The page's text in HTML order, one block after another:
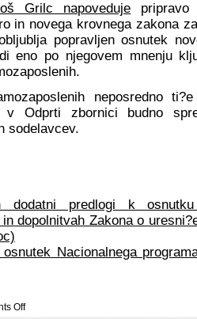
Grilc napoveduje pripravo
in novega krovnega zakona
popravljen osnutek
eno po njegovem mnenju
neposredno
v Odprti zbornici budno
sodelavcev.
dodatni predlogi k
dopolnitvah Zakona o
Nacionalnega
Off